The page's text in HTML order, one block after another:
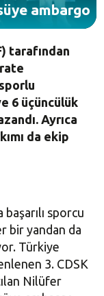
ambargo
tarafından
6 üçüncülük
Ayrıca
da ekip
sporcu
bir yandan da
Türkiye
3. CDSK
Nilüfer